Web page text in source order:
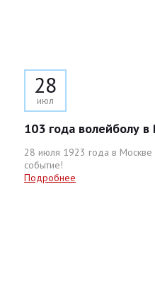
28
июл
103 года волейболу в
28 июля 1923 года в Москве
событие!
Подробнее